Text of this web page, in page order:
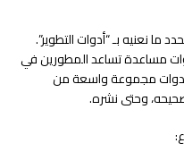
ما نعنيه بـ “أدوات التطوير”.
مساعدة تساعد المطورين في
مجموعة واسعة من
وحتى نشره.